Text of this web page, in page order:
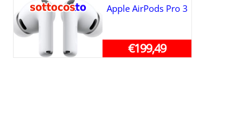
Apple AirPods Pro 3
€199,49